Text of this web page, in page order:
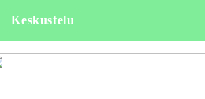
Keskustelu